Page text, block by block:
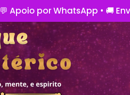
💬 Apoio por WhatsApp • 🚚